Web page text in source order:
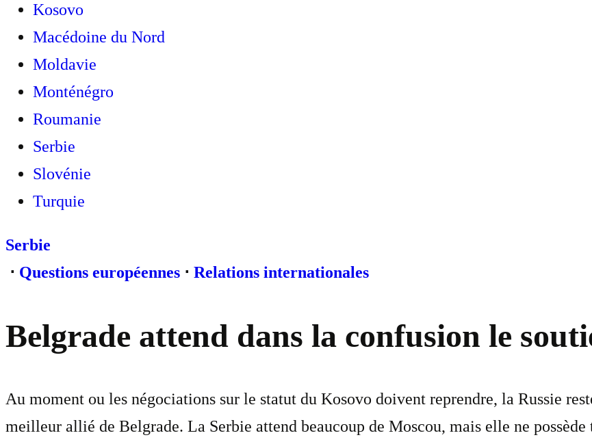
Kosovo
Macédoine du Nord
Moldavie
Monténégro
Roumanie
Serbie
Slovénie
Turquie
Serbie
⋅ Questions européennes ⋅ Relations internationales
Belgrade attend dans la confusion le
Au moment ou les négociations sur le statut du Kosovo doivent reprendre, la Russie
meilleur allié de Belgrade. La Serbie attend beaucoup de Moscou, mais elle ne possède